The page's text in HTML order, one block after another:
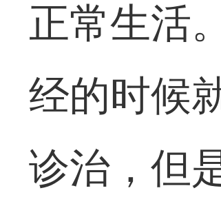
正常生活
经的时候
诊治，但